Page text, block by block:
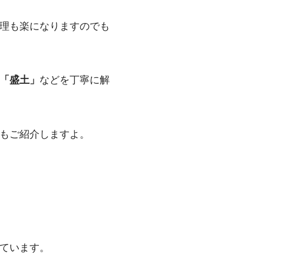
も楽になりますのでも
盛土」 などを丁寧に解
ご紹介しますよ。
います。